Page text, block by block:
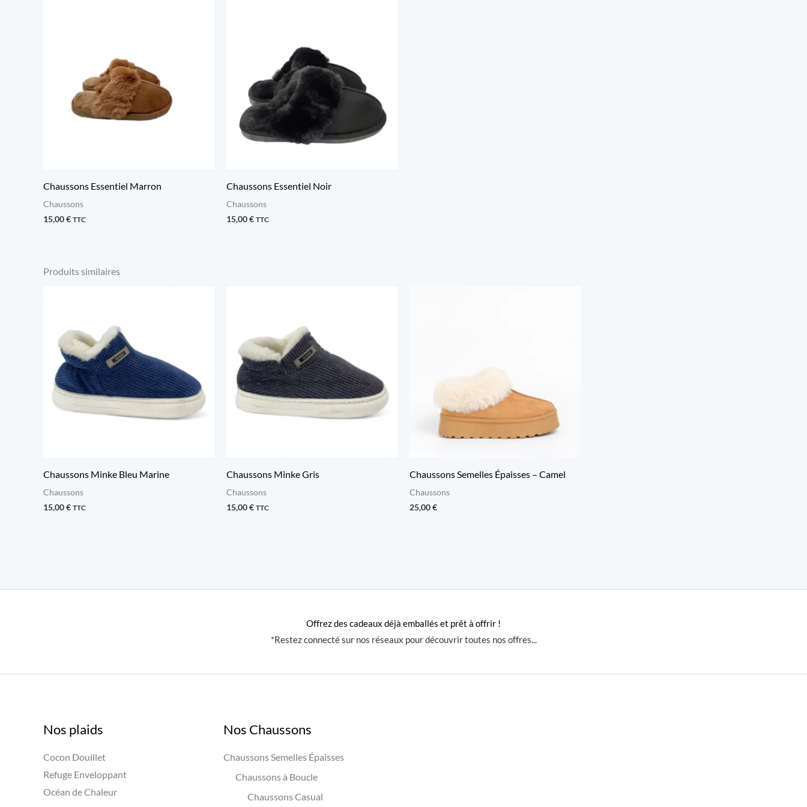
Chaussons Essentiel Marron
Chaussons
15,00€ TTC
Chaussons Essentiel Noir
Chaussons
15,00€ TTC
Produits similaires
Chaussons Minke Bleu Marine
Chaussons
15,00€ TTC
Chaussons Minke Gris
Chaussons
15,00€ TTC
Chaussons Semelles Épaisses – Camel
Chaussons
25,00€
Offrez des cadeaux déjà emballés et prêt à offrir !
*Restez connecté sur nos réseaux pour découvrir toutes nos offres...
Nos plaids
Cocon Douillet
Refuge Enveloppant
Océan de Chaleur
Nos Chaussons
Chaussons Semelles Épaisses
Chaussons à Boucle
Chaussons Casual